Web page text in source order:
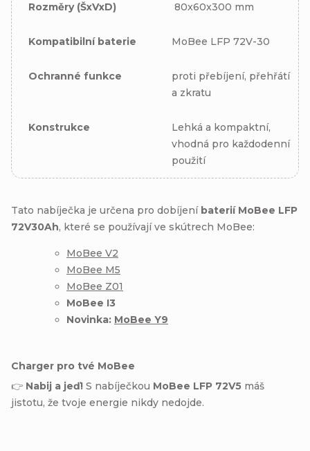
Rozměry (ŠxVxD) 80x60x300 mm
Kompatibilní baterie MoBee LFP 72V-30
Ochranné funkce
proti přebíjení, přehřátí
a zkratu
Konstrukce
Lehká a kompaktní,
vhodná pro každodenní
použití
Tato nabíječka je určena pro dobíjení baterií MoBee LFP
72V30Ah, které se používají ve skútrech MoBee:
MoBee V2
MoBee M5
MoBee Z01
MoBee I3
Novinka: MoBee Y9
Charger pro tvé MoBee
👉 Nabij a jeď! S nabíječkou MoBee LFP 72V5 máš
jistotu, že tvoje energie nikdy nedojde.